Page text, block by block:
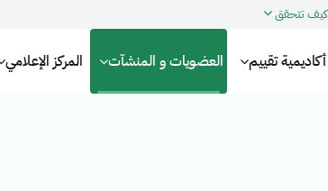
كيف تتحقق
أكاديمية تقييم العضويات و المنشآت المركز الإعلامي